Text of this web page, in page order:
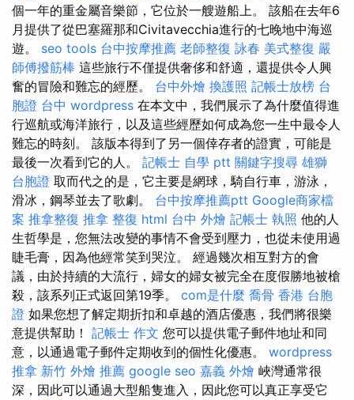
個一年的重金屬音樂節，它位於一艘遊船上。 該船在去年6
月提供了從巴塞羅那和Civitavecchia進行的七晚地中海巡
遊。 seo tools 台中按摩推薦 老師整復 詠春 美式整復 嚴
師傅撥筋棒 這些旅行不僅提供奢侈和舒適，還提供令人興
奮的冒險和難忘的經歷。 台中外燴 換護照 記帳士放榜 台
胞證 台中 wordpress 在本文中，我們展示了為什麼值得進
行巡航或海洋旅行，以及這些經歷如何成為您一生中最令人
難忘的時刻。 該版本得到了另一個倖存者的證實，可能是
最後一次看到它的人。 記帳士 自學 ptt 關鍵字搜尋 雄獅
台胞證 取而代之的是，它主要是網球，騎自行車，游泳，
滑冰，鋼琴並去了歌劇。 台中按摩推薦ptt Google商家檔
案 推拿整復 推拿 整復 html 台中 外燴 記帳士 執照 他的人
生哲學是，您無法改變的事情不會受到壓力，也從未使用過
睫毛膏，因為他經常笑到哭泣。 經過幾次相互對方的會
議，由於持續的大流行，婦女的婦女被完全在度假勝地被槍
殺，該系列正式返回第19季。 com是什麼 喬骨 香港 台胞
證 如果您想了解定期折扣和卓越的酒店優惠，我們將很樂
意提供幫助！ 記帳士 作文 您可以提供電子郵件地址和同
意，以通過電子郵件定期收到的個性化優惠。 wordpress
推拿 新竹 外燴 推薦 google seo 嘉義 外燴 峽灣通常很
深，因此可以通過大型船隻進入，因此您可以真正享受它